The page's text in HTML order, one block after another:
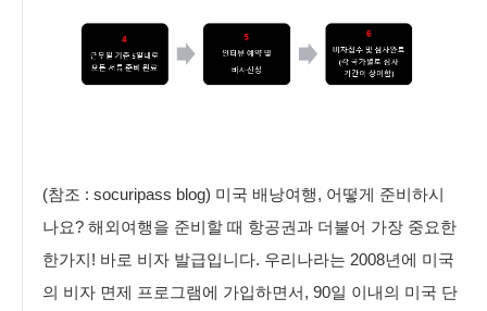
(참조 : socuripass blog) 미국 배낭여행, 어떻게 준비하시
나요? 해외여행을 준비할 때 항공권과 더불어 가장 중요한
한가지! 바로 비자 발급입니다. 우리나라는 2008년에 미국
의 비자 면제 프로그램에 가입하면서, 90일 이내의 미국 단